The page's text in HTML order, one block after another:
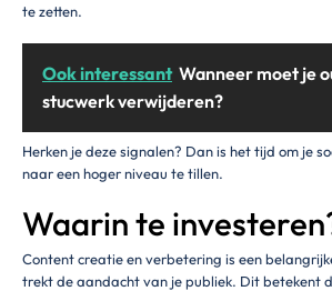
te zetten.
Ook interessant Wanneer moet je
stucwerk verwijderen?
Herken je deze signalen? Dan is het tijd om je
naar een hoger niveau te tillen.
Waarin te
Content creatie en verbetering is een
trekt de aandacht van je publiek. Dit betekent